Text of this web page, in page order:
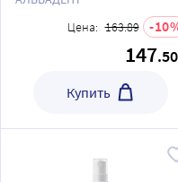
Цена: 163.89 10
147.50
Купить